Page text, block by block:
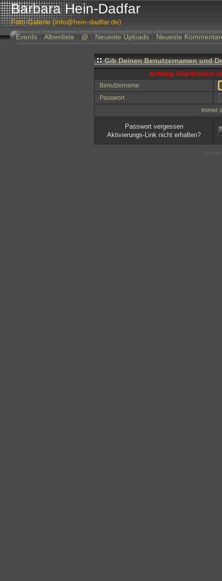
Barbara Hein-Dadfar
Foto-Galerie (info@hein-dadfar.de)
Events
Albenliste @ Neueste Uploads Neueste
Gib Deinen Benutzernamen und
Achtung: Dein Browser
Benutzername
Passwort
Immer
Passwort vergessen
Aktivierungs-Link nicht erhalten?